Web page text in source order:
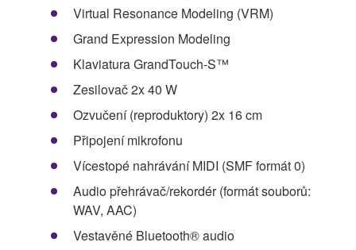
Virtual Resonance Modeling (VRM)
Grand Expression Modeling
Klaviatura GrandTouch-S™
Zesilovač 2x 40 W
Ozvučení (reproduktory) 2x 16 cm
Připojení mikrofonu
Vícestopé nahrávání MIDI (SMF formát 0)
Audio přehrávač/rekordér (formát souborů:
WAV, AAC)
Vestavěné Bluetooth® audio